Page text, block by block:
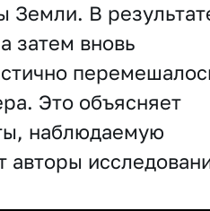
Земли. В
затем вновь
Это объясняет
наблюдаемую
авторы